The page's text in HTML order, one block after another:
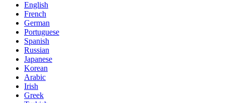
English
French
German
Portuguese
Spanish
Russian
Japanese
Korean
Arabic
Irish
Greek